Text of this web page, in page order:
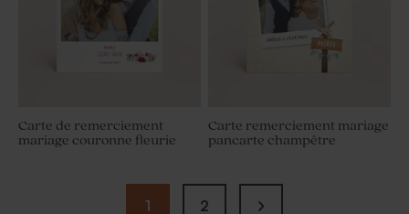
Carte de remerciement
mariage couronne fleurie
Carte remerciement mariage
pancarte champêtre
1 2